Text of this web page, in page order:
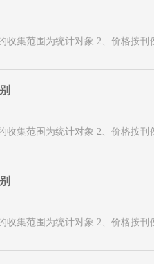
收集范围为统计对象 2、价格按
收集范围为统计对象 2、价格按
收集范围为统计对象 2、价格按